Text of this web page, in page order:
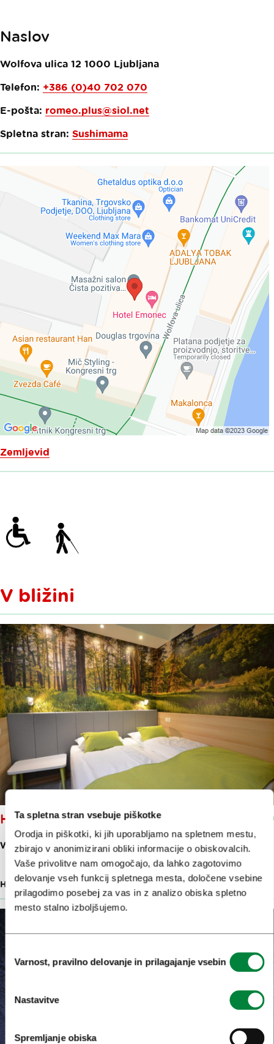
Ta spletna stran vsebuje piškotke
Orodja in piškotki, ki jih uporabljamo na spletnem mestu,
zbirajo v anonimizirani obliki informacije o obiskovalcih.
Vaše privolitve nam omogočajo, da lahko zagotovimo
delovanje vseh funkcij spletnega mesta, določene vsebine
prilagodimo posebej za vas in z analizo obiska spletno
mesto stalno izboljšujemo.
Izbira
soglasja
Varnost, pravilno delovanje in prilagajanje vsebin
Nastavitve
Spremljanje obiska
Naslov
Wolfova ulica 12 1000 Ljubljana
Telefon: +386 (0)40 702 070
E-pošta: romeo.plus@siol.net
Spletna stran: Sushimama
Zemljevid
V bližini
HOTEL EMONEC
WOLFOVA ULICA 12
HOTEL 11 M